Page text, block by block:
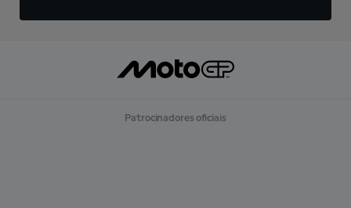
Patrocinadores oficiais